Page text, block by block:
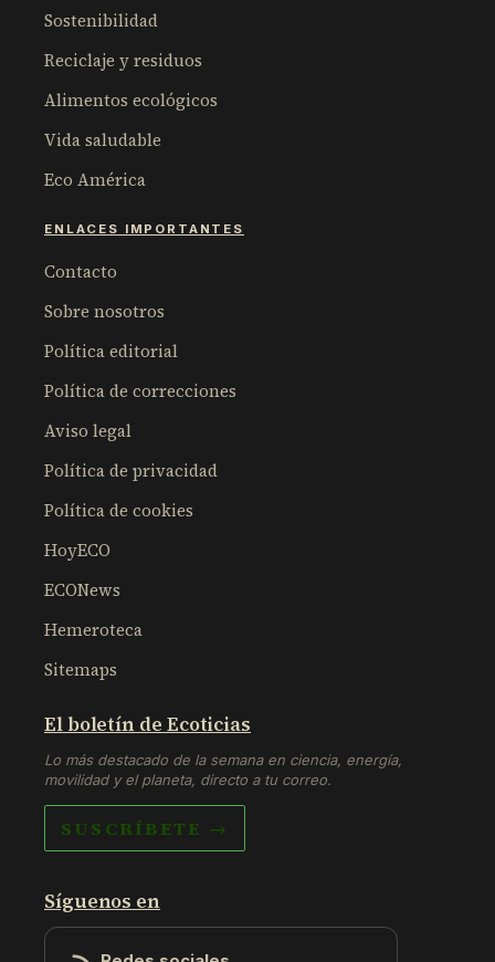
Sostenibilidad
Reciclaje y residuos
Alimentos ecológicos
Vida saludable
Eco América
ENLACES IMPORTANTES
Contacto
Sobre nosotros
Política editorial
Política de correcciones
Aviso legal
Política de privacidad
Política de cookies
HoyECO
ECONews
Hemeroteca
Sitemaps
El boletín de Ecoticias
Lo más destacado de la semana en ciencia, energía,
movilidad y el planeta, directo a tu correo.
SUSCRÍBETE →
Síguenos en